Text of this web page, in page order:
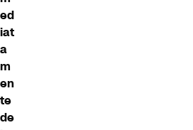
ed
iat
a
m
en
te
de